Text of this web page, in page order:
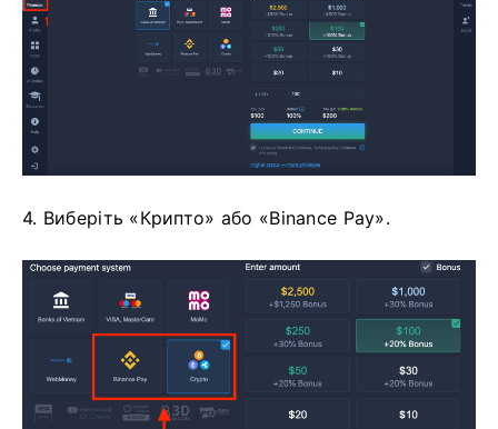
4. Виберіть «Крипто» або «Binance Pay».